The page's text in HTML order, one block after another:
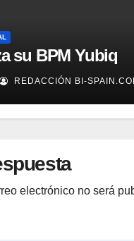
su BPM Yubiq
REDACCIÓN BI-
electrónico no será